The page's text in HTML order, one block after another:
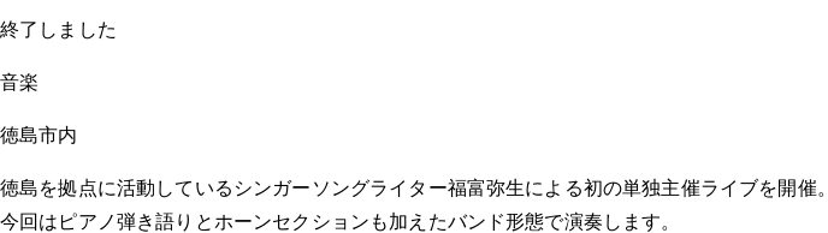
終了しました
音楽
徳島市内
徳島を拠点に活動しているシンガーソングライター福富弥生による初の単独主催ライブを開催。
今回はピアノ弾き語りとホーンセクションも加えたバンド形態で演奏します。